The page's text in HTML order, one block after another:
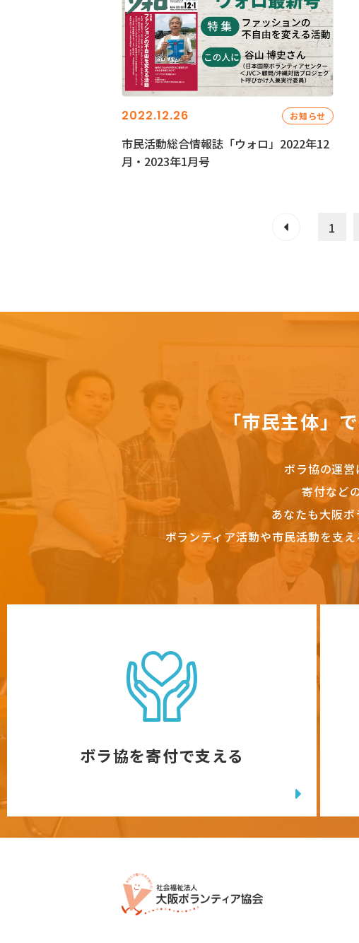
2022.12.26 お知らせ
市民活動総合情報誌「ウォロ」2022年12
月・2023年1月号
1
「市民主体」
ボラ協の運営
寄付など
あなたも大阪
ボランティア活動や市民活動を支
ボラ協を寄付で支える